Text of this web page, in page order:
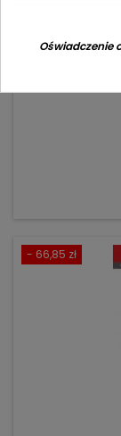
- 66,85 zł
Oświadczenie